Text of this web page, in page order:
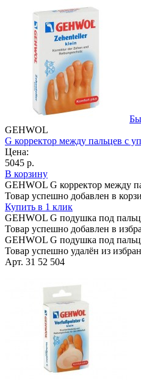
GEHWOL
G корректор между пальцев с
Цена:
5045 р.
В корзину
GEHWOL G корректор между
Товар успешно добавлен в
Купить в 1 клик
GEHWOL G подушка под
Товар успешно добавлен в
GEHWOL G подушка под
Товар успешно удалён из
Арт. 31 52 504